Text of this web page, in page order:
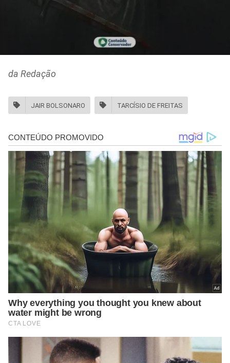
da Redação
JAIR BOLSONARO TARCÍSIO DE FREITAS